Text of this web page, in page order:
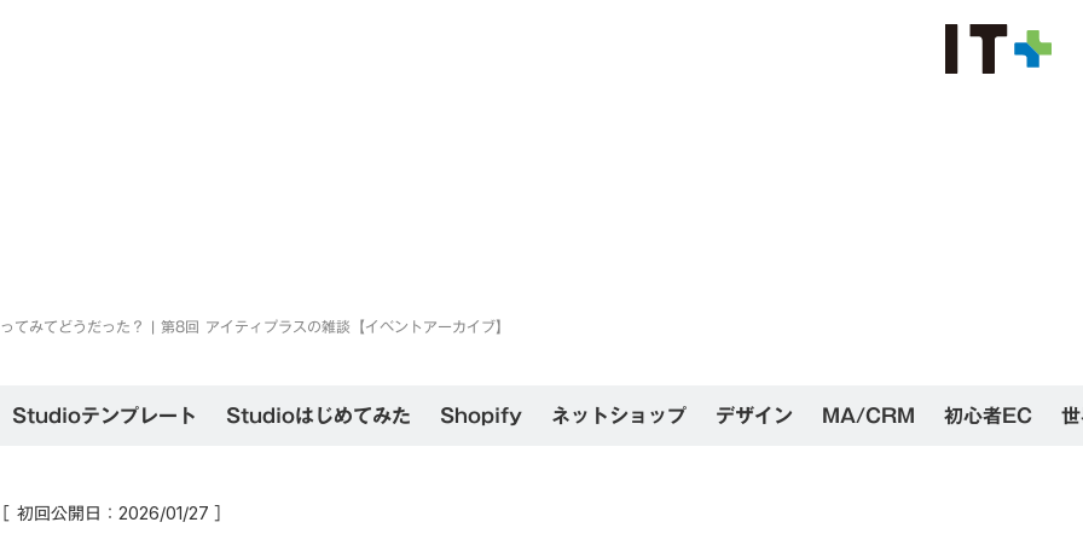
みてどうだった？ | 第8回 アイティプラスの雑談【イベントアーカイブ】
Studioテンプレート Studioはじめてみた Shopify ネットショップ デザイン MA/CRM 初心者EC
初回公開日： 2026/01/27 ］